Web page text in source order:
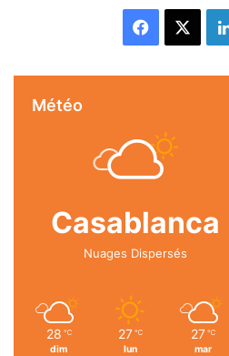
Facebook
Météo
Casablanca
Nuages Dispersés
28 ℃
dim
27 ℃
lun
27 ℃
mar